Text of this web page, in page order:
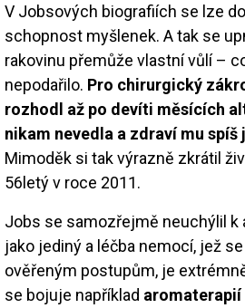
V Jobsových biografiích se lze
schopnost myšlenek. A tak se
rakovinu přemůže vlastní vůlí –
nepodařilo. Pro chirurgický
rozhodl až po devíti měsících
nikam nevedla a zdraví mu
Mimoděk si tak výrazně zkrátil
56letý v roce 2011.
Jobs se samozřejmě neuchýlil k
jako jediný a léčba nemocí, jež
ověřeným postupům, je
se bojuje například aromaterapií